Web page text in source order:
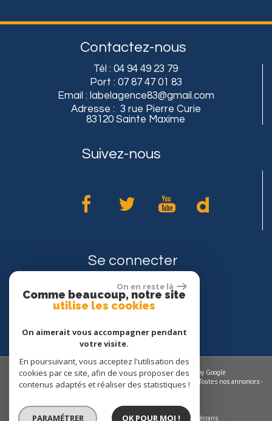
Contactez-nous
Tél : 04 94 49 23 79
Port : 07 87 47 01 83
Email : labelagence83@gmail.com
Adresse : 3 rue Pierre Curie
83120 Sainte Maxime
Suivez-nous
Se connecter
Espace propriétaires
© 2026 | Tous droits réservés | Traduction powered by Google
Plan du site-Mentions légales- Nos honoraires-Liens- Admin Toutes nos annonces-
Site internet compatible multi-supports,
un seul site adaptable à tous les types d'écrans.
On en reste là
Comme beaucoup, notre site
utilise les cookies
On aimerait vous accompagner pendant
votre visite.
En poursuivant, vous acceptez l'utilisation des
cookies par ce site, afin de vous proposer des
contenus adaptés et réaliser des statistiques !
PARAMÉTRER OK POUR MOI !